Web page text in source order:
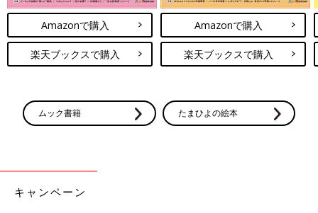
Amazonで購入
楽天ブックスで購入
Amazonで購入
楽天ブックスで購入
ムック書籍 たまひよの絵本
キャンペーン